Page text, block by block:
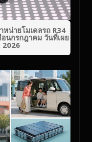
หน่ายโมเดลรถ R34
นกรกฎาคม วันที่เผย
2026